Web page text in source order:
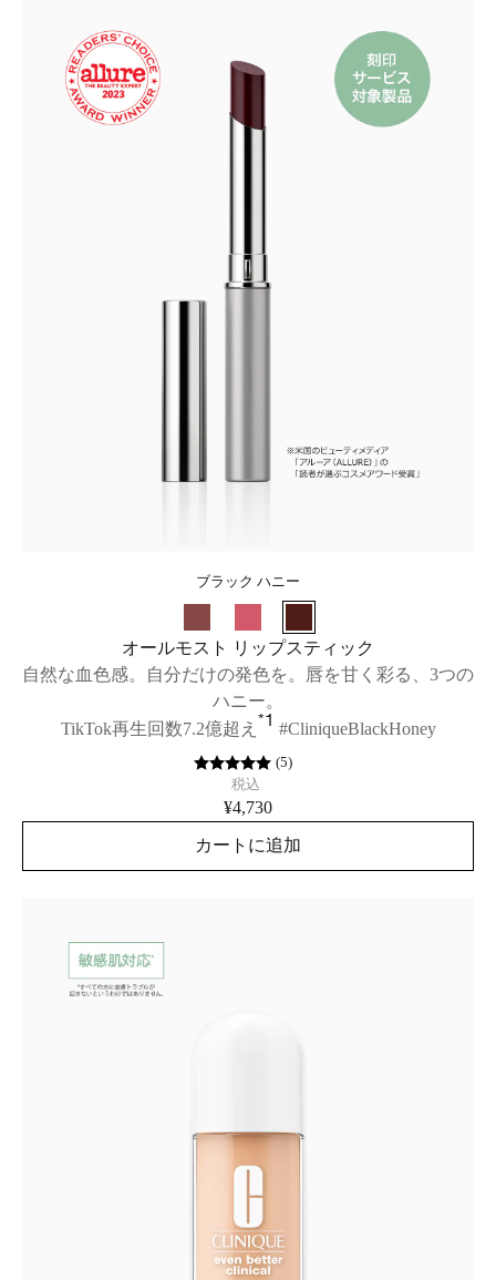
ブラック ハニー
オールモスト リップスティック
自然な血色感。自分だけの発色を。唇を甘く彩る、3つの
ハニー。
TikTok再生回数7.2億超え *1 #CliniqueBlackHoney
(5)
税込
¥4,730
カートに追加